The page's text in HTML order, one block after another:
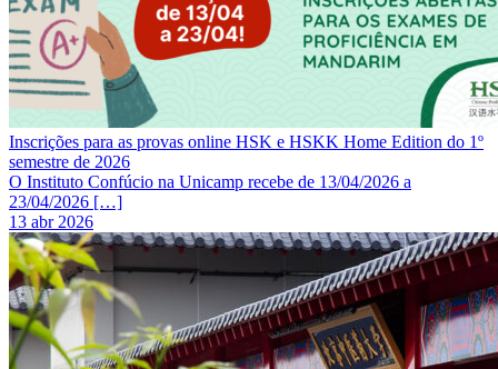
Inscrições para as provas online HSK e HSKK Home Edition do 1º
semestre de 2026
O Instituto Confúcio na Unicamp recebe de 13/04/2026 a
23/04/2026 […]
13 abr 2026